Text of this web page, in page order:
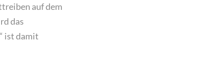
auf dem
das
ist damit